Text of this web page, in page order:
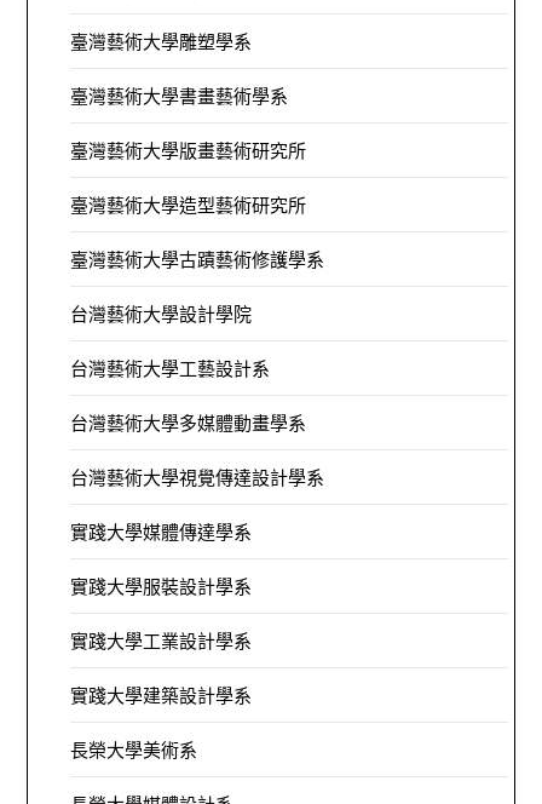
臺灣藝術大學雕塑學系
臺灣藝術大學書畫藝術學系
臺灣藝術大學版畫藝術研究所
臺灣藝術大學造型藝術研究所
臺灣藝術大學古蹟藝術修護學系
台灣藝術大學設計學院
台灣藝術大學工藝設計系
台灣藝術大學多媒體動畫學系
台灣藝術大學視覺傳達設計學系
實踐大學媒體傳達學系
實踐大學服裝設計學系
實踐大學工業設計學系
實踐大學建築設計學系
長榮大學美術系